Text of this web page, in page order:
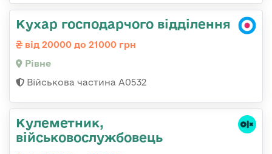
Кухар господарчого відділення
від 20000 до 21000 грн
Рівне
Військова частина А0532
Кулеметник,
військовослужбовець